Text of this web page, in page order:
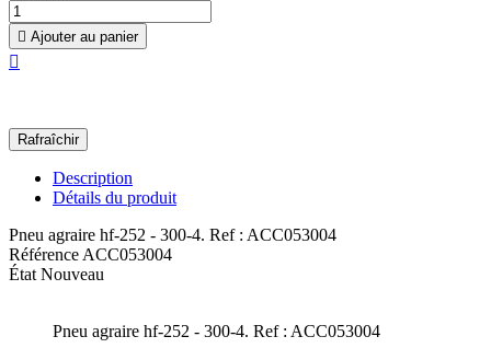
 Ajouter au panier

Description
Détails du produit
Pneu agraire hf-252 - 300-4. Ref : ACC053004
Référence ACC053004
État Nouveau
Pneu agraire hf-252 - 300-4. Ref : ACC053004